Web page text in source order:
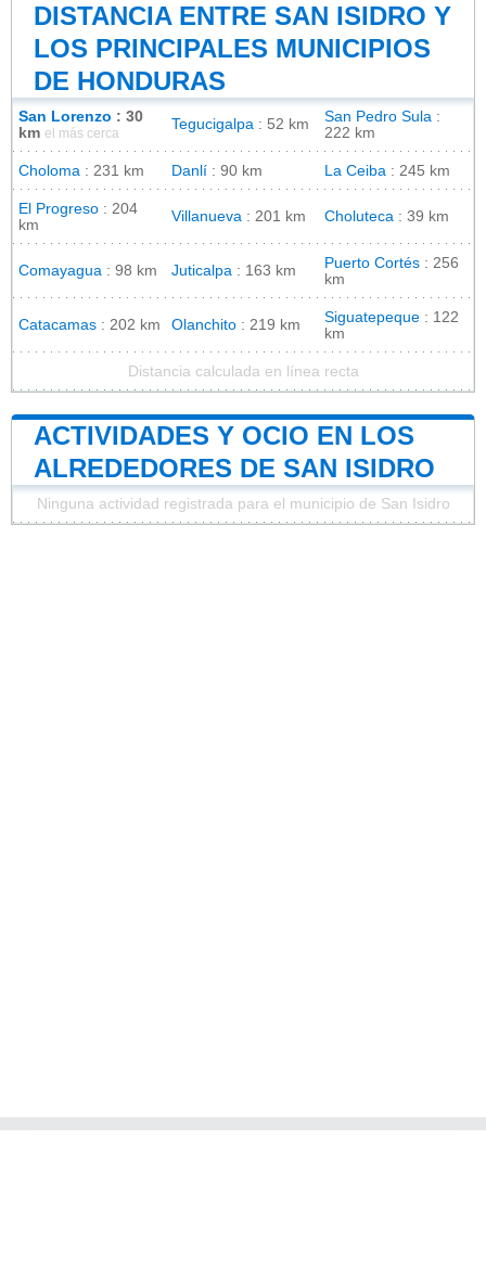
DISTANCIA ENTRE SAN ISIDRO Y
LOS PRINCIPALES MUNICIPIOS
DE HONDURAS
San Lorenzo : 30
km el más cerca
Tegucigalpa : 52 km San Pedro Sula :
222 km
Choloma : 231 km Danlí : 90 km La Ceiba : 245 km
El Progreso : 204
km
Villanueva : 201 km Choluteca : 39 km
Comayagua : 98 km Juticalpa : 163 km Puerto Cortés : 256
km
Catacamas : 202 km Olanchito : 219 km Siguatepeque : 122
km
Distancia calculada en línea recta
ACTIVIDADES Y OCIO EN LOS
ALREDEDORES DE SAN ISIDRO
Ninguna actividad registrada para el municipio de San Isidro